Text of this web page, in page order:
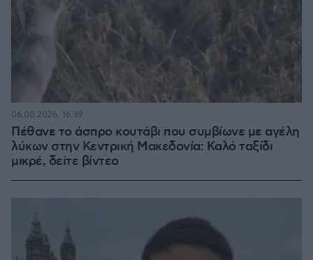
Πέθανε το άσπρο κουτάβι που συμβίωνε με αγέλη
λύκων στην Κεντρική Μακεδονία: Καλό ταξίδι
μικρέ, δείτε βίντεο
06.08.2026, 16:39